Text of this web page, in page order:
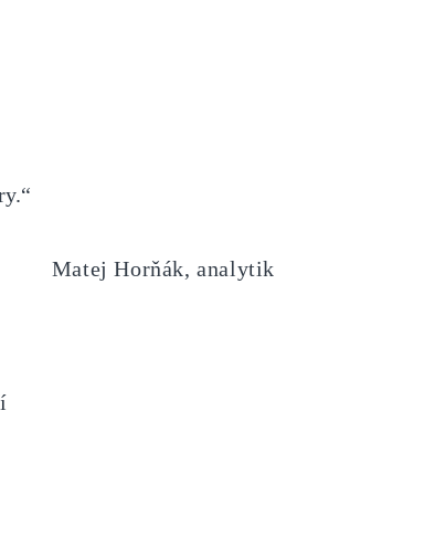
Matej Horňák, analytik